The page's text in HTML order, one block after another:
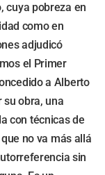
cuya pobreza en
como en
adjudicó
el Primer
a Alberto
su obra, una
con técnicas de
no va más allá
sin